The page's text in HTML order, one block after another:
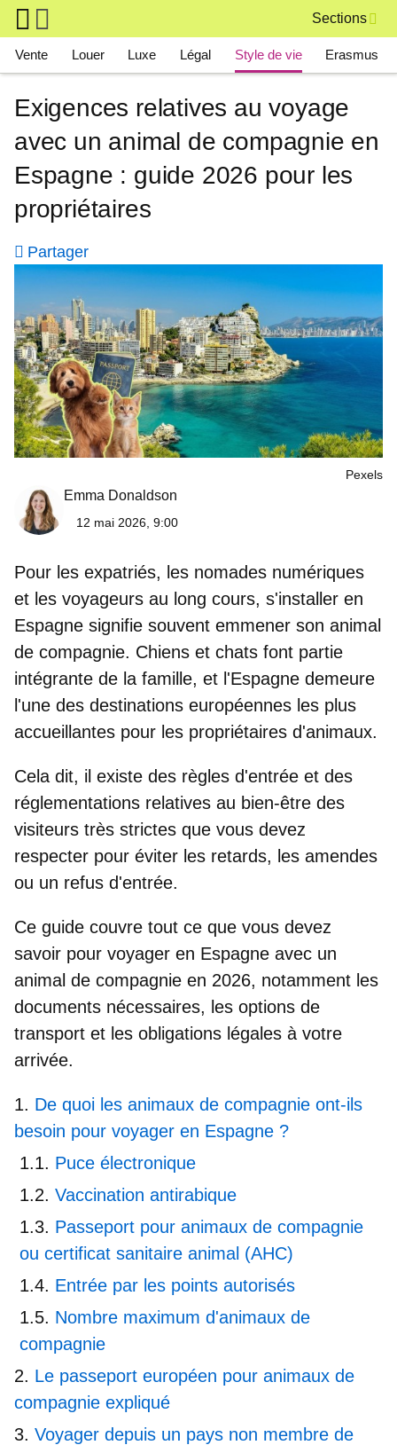
Skip to main content
Sections
Main navigation
Vente Louer Luxe Légal Style de vie Erasmus
Exigences relatives au voyage
avec un animal de compagnie en
Espagne : guide 2026 pour les
propriétaires
Partager
Pexels
Emma Donaldson
12 mai 2026, 9:00
Pour les expatriés, les nomades numériques
et les voyageurs au long cours, s'installer en
Espagne signifie souvent emmener son animal
de compagnie. Chiens et chats font partie
intégrante de la famille, et l'Espagne demeure
l'une des destinations européennes les plus
accueillantes pour les propriétaires d'animaux.
Cela dit, il existe des règles d'entrée et des
réglementations relatives au bien-être des
visiteurs très strictes que vous devez
respecter pour éviter les retards, les amendes
ou un refus d'entrée.
Ce guide couvre tout ce que vous devez
savoir pour voyager en Espagne avec un
animal de compagnie en 2026, notamment les
documents nécessaires, les options de
transport et les obligations légales à votre
arrivée.
De quoi les animaux de compagnie ont-ils
besoin pour voyager en Espagne ?
Puce électronique
Vaccination antirabique
Passeport pour animaux de compagnie
ou certificat sanitaire animal (AHC)
Entrée par les points autorisés
Nombre maximum d'animaux de
compagnie
Le passeport européen pour animaux de
compagnie expliqué
Voyager depuis un pays non membre de